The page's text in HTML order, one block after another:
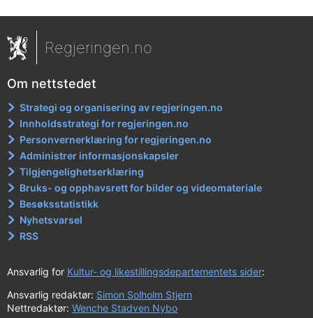
Regjeringen.no
Om nettstedet
Strategi og organisering av regjeringen.no
Innholdsstrategi for regjeringen.no
Personvernerklæring for regjeringen.no
Administrer informasjonskapsler
Tilgjengelighetserklæring
Bruks- og opphavsrett for bilder og videomateriale
Besøksstatistikk
Nyhetsvarsel
RSS
Ansvarlig for Kultur- og likestillingsdepartementets sider:
Ansvarlig redaktør: Simon Solholm Stjern
Nettredaktør: Wenche Stadven Nybo